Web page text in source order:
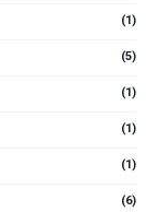
(1)
(5)
(1)
(1)
(1)
(6)